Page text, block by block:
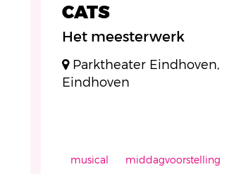
CATS
Het meesterwerk
Parktheater Eindhoven,
Eindhoven
musical middagvoorstelling